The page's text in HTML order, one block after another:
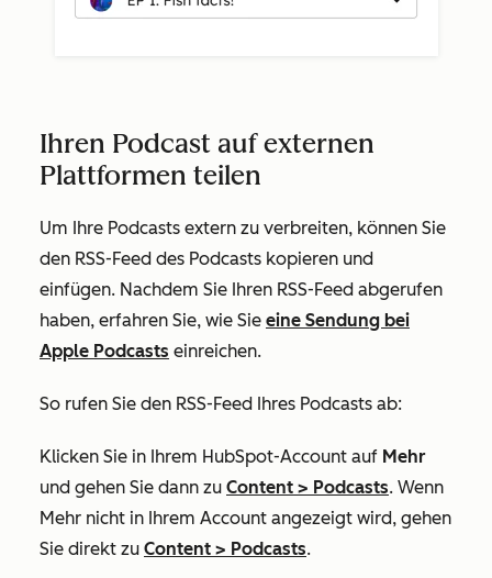
Ihren Podcast auf externen
Plattformen teilen
Um Ihre Podcasts extern zu verbreiten, können Sie
den RSS-Feed des Podcasts kopieren und
einfügen. Nachdem Sie Ihren RSS-Feed abgerufen
haben, erfahren Sie, wie Sie eine Sendung bei
Apple Podcasts einreichen.
So rufen Sie den RSS-Feed Ihres Podcasts ab:
Klicken Sie in Ihrem HubSpot-Account auf Mehr
und gehen Sie dann zu Content > Podcasts. Wenn
Mehr nicht in Ihrem Account angezeigt wird, gehen
Sie direkt zu Content > Podcasts.